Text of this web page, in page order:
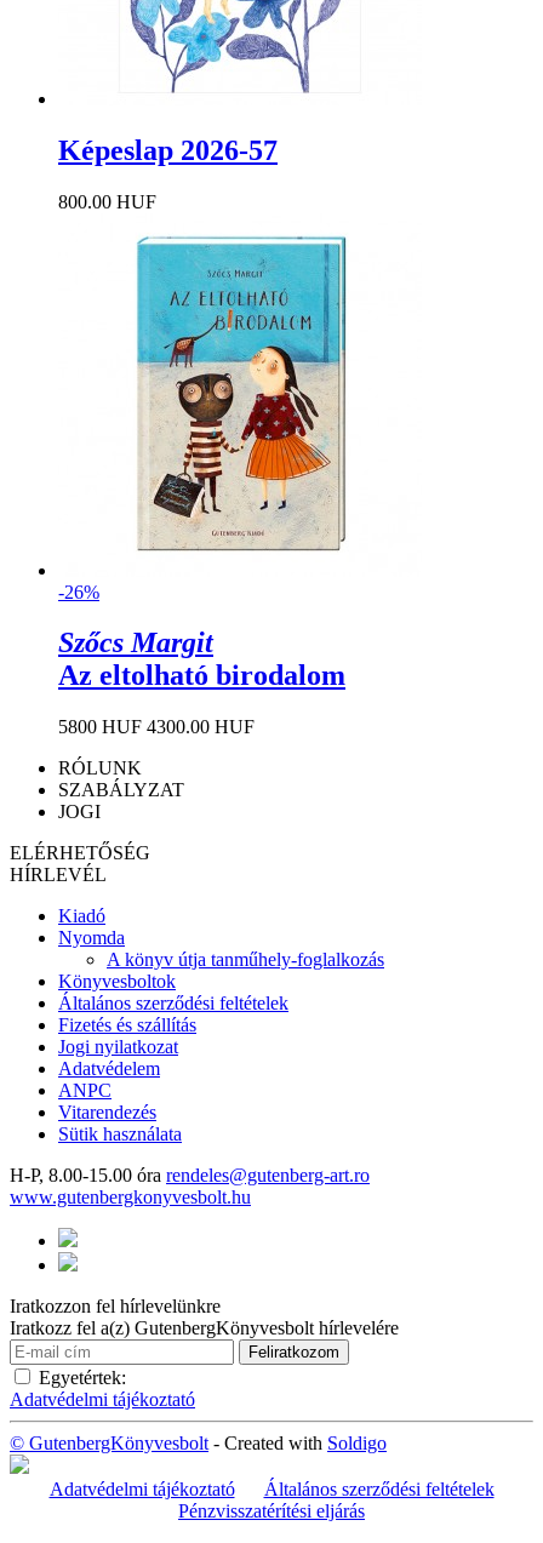
Képeslap 2026-57
800.00 HUF
-26%
Szőcs Margit
Az eltolható birodalom
5800 HUF 4300.00 HUF
RÓLUNK
SZABÁLYZAT
JOGI
ELÉRHETŐSÉG
HÍRLEVÉL
Kiadó
Nyomda
A könyv útja tanműhely-foglalkozás
Könyvesboltok
Általános szerződési feltételek
Fizetés és szállítás
Jogi nyilatkozat
Adatvédelem
ANPC
Vitarendezés
Sütik használata
H-P, 8.00-15.00 óra rendeles@gutenberg-art.ro
www.gutenbergkonyvesbolt.hu
Iratkozzon fel hírlevelünkre
Iratkozz fel a(z) GutenbergKönyvesbolt hírlevelére
Egyetértek:
Adatvédelmi tájékoztató
© GutenbergKönyvesbolt - Created with Soldigo
Adatvédelmi tájékoztató
Általános szerződési feltételek
Pénzvisszatérítési eljárás